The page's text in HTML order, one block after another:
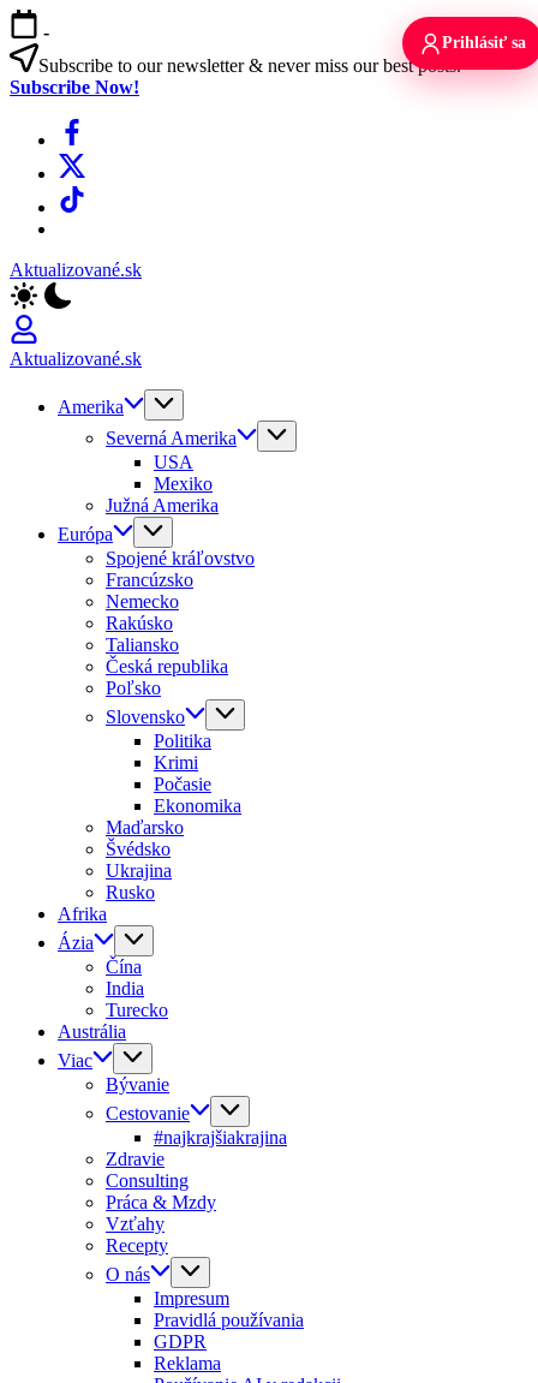
Skip
to
content
-
Subscribe to our newsletter & never miss our best posts.
Subscribe Now!
Facebook
X
TikTok
Aktualizované.sk
Aktualizované.sk
Amerika
Severná Amerika
USA
Mexiko
Južná Amerika
Európa
Spojené kráľovstvo
Francúzsko
Nemecko
Rakúsko
Taliansko
Česká republika
Poľsko
Slovensko
Politika
Krimi
Počasie
Ekonomika
Maďarsko
Švédsko
Ukrajina
Rusko
Afrika
Ázia
Čína
India
Turecko
Austrália
Viac
Bývanie
Cestovanie
#najkrajšiakrajina
Zdravie
Consulting
Práca & Mzdy
Vzťahy
Recepty
O nás
Impresum
Pravidlá používania
GDPR
Reklama
Prihlásiť sa